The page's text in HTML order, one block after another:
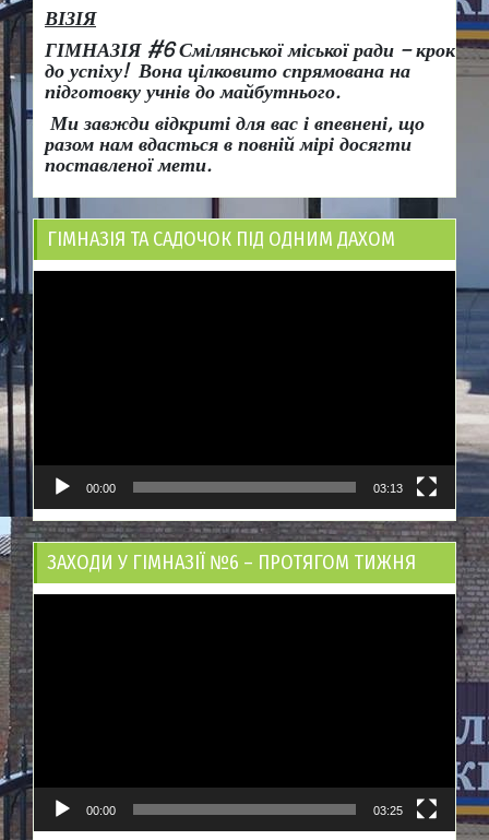
ВІЗІЯ
ГІМНАЗІЯ #6 Смілянської міської ради – крок
до успіху! Вона цілковито спрямована на
підготовку учнів до майбутнього.
Ми завжди відкриті для вас і впевнені, що
разом нам вдасться в повній мірі досягти
поставленої мети.
ГІМНАЗІЯ ТА САДОЧОК ПІД ОДНИМ ДАХОМ
00:00 03:13
ЗАХОДИ У ГІМНАЗІЇ №6 – ПРОТЯГОМ ТИЖНЯ
00:00 03:25